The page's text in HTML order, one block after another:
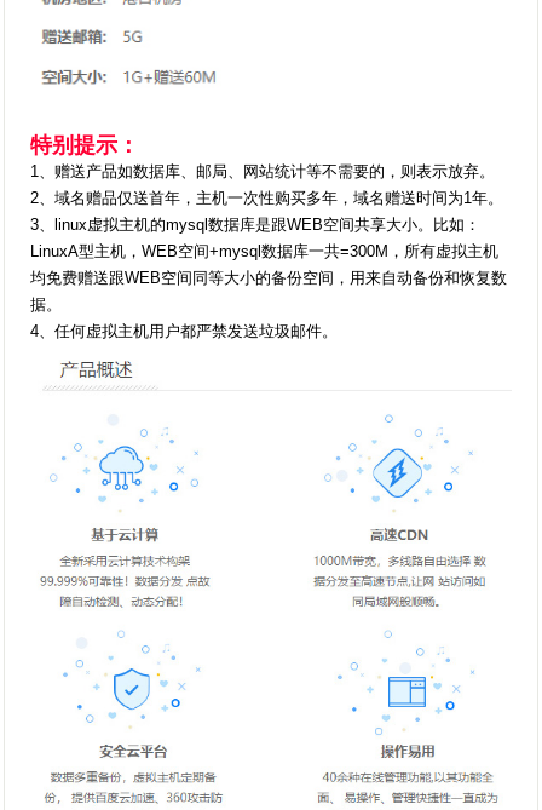
特别提示：
1、赠送产品如数据库、邮局、网站统计等不需要的，则表示放弃。
2、域名赠品仅送首年，主机一次性购买多年，域名赠送时间为1年。
3、linux虚拟主机的mysql数据库是跟WEB空间共享大小。比如：
LinuxA型主机，WEB空间+mysql数据库一共=300M，所有虚拟主机
均免费赠送跟WEB空间同等大小的备份空间，用来自动备份和恢复数
据。
4、任何虚拟主机用户都严禁发送垃圾邮件。